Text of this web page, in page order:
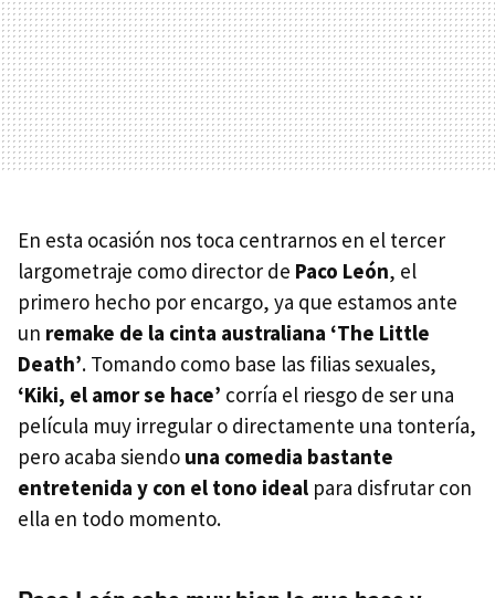
En esta ocasión nos toca centrarnos en el tercer
largometraje como director de Paco León, el
primero hecho por encargo, ya que estamos ante
un remake de la cinta australiana ‘The Little
Death’. Tomando como base las filias sexuales,
‘Kiki, el amor se hace’ corría el riesgo de ser una
película muy irregular o directamente una tontería,
pero acaba siendo una comedia bastante
entretenida y con el tono ideal para disfrutar con
ella en todo momento.